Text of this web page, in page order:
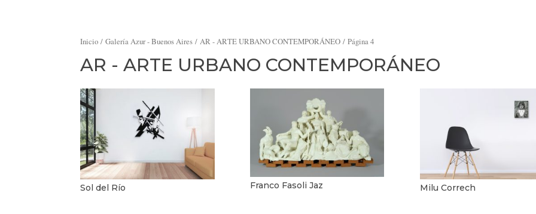
Inicio /Galería Azur - Buenos Aires /AR - ARTE URBANO CONTEMPORÁNEO / Página 4
AR - ARTE URBANO CONTEMPORÁNEO
Sol del Río Franco Fasoli Jaz Milu Correch